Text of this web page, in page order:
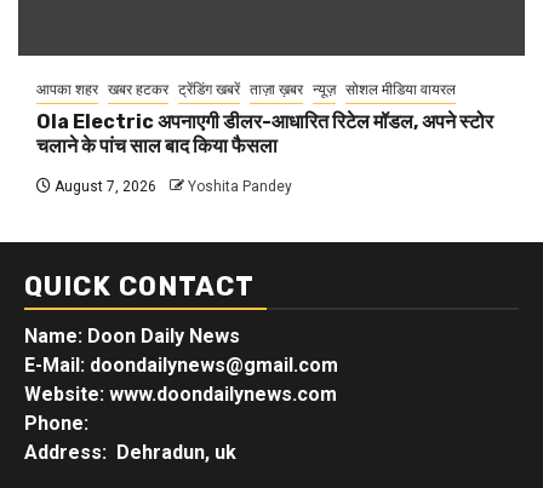
आपका शहर खबर हटकर ट्रेंडिंग खबरें ताज़ा ख़बर न्यूज़ सोशल मीडिया वायरल
Ola Electric अपनाएगी डीलर-आधारित रिटेल मॉडल, अपने स्टोर
चलाने के पांच साल बाद किया फैसला
August 7, 2026 Yoshita Pandey
QUICK CONTACT
Name: Doon Daily News
E-Mail: doondailynews@gmail.com
Website: www.doondailynews.com
Phone:
Address: Dehradun, uk